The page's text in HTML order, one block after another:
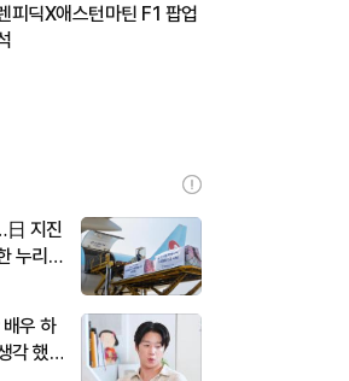
피딕X애스턴마틴 F1 팝업
日 지진
누리
우 하
각 했